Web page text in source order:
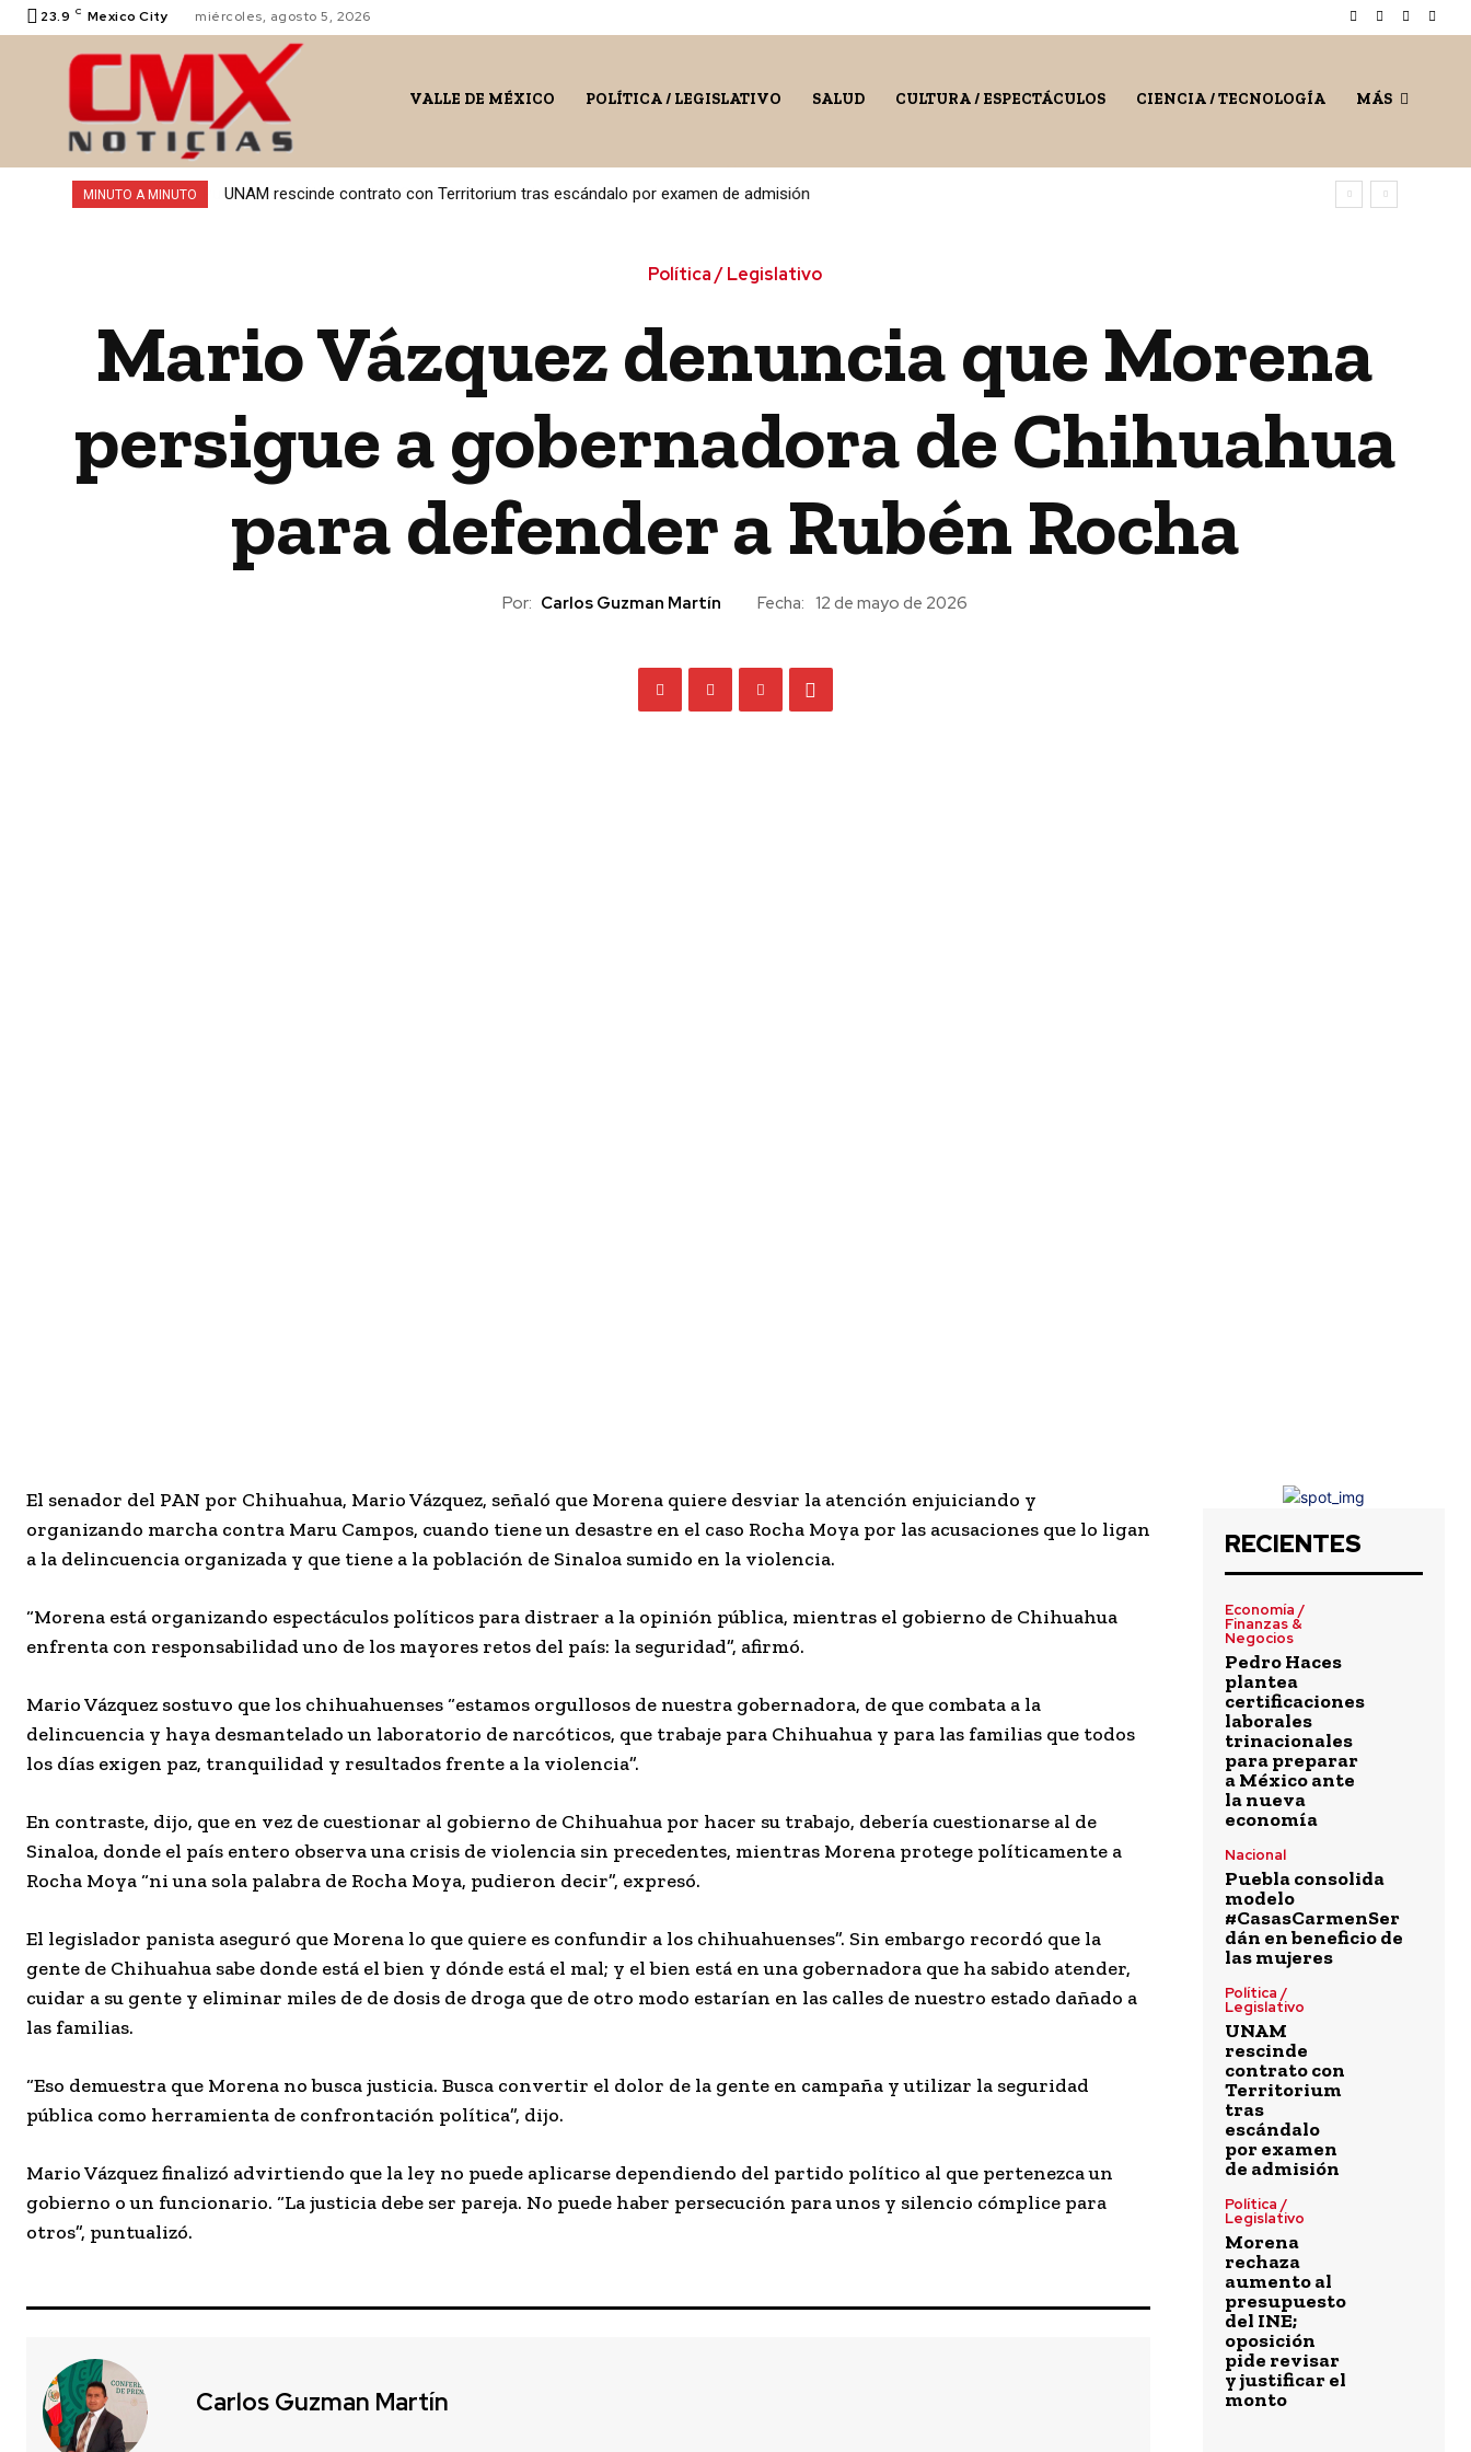
23.9 C Mexico City miércoles, agosto 5, 2026
VALLE DE MÉXICO POLÍTICA / LEGISLATIVO SALUD CULTURA / ESPECTÁCULOS CIENCIA / TECNOLOGÍA MÁS
MINUTO A MINUTO UNAM rescinde contrato con Territorium tras escándalo por examen de admisión
Política / Legislativo
Mario Vázquez denuncia que Morena
persigue a gobernadora de Chihuahua
para defender a Rubén Rocha
Por: Carlos Guzman Martín Fecha: 12 de mayo de 2026
El senador del PAN por Chihuahua, Mario Vázquez, señaló que Morena quiere desviar la atención enjuiciando y
organizando marcha contra Maru Campos, cuando tiene un desastre en el caso Rocha Moya por las acusaciones que lo ligan
a la delincuencia organizada y que tiene a la población de Sinaloa sumido en la violencia.
“Morena está organizando espectáculos políticos para distraer a la opinión pública, mientras el gobierno de Chihuahua
enfrenta con responsabilidad uno de los mayores retos del país: la seguridad”, afirmó.
Mario Vázquez sostuvo que los chihuahuenses “estamos orgullosos de nuestra gobernadora, de que combata a la
delincuencia y haya desmantelado un laboratorio de narcóticos, que trabaje para Chihuahua y para las familias que todos
los días exigen paz, tranquilidad y resultados frente a la violencia”.
En contraste, dijo, que en vez de cuestionar al gobierno de Chihuahua por hacer su trabajo, debería cuestionarse al de
Sinaloa, donde el país entero observa una crisis de violencia sin precedentes, mientras Morena protege políticamente a
Rocha Moya “ni una sola palabra de Rocha Moya, pudieron decir”, expresó.
El legislador panista aseguró que Morena lo que quiere es confundir a los chihuahuenses”. Sin embargo recordó que la
gente de Chihuahua sabe donde está el bien y dónde está el mal; y el bien está en una gobernadora que ha sabido atender,
cuidar a su gente y eliminar miles de de dosis de droga que de otro modo estarían en las calles de nuestro estado dañado a
las familias.
“Eso demuestra que Morena no busca justicia. Busca convertir el dolor de la gente en campaña y utilizar la seguridad
pública como herramienta de confrontación política”, dijo.
Mario Vázquez finalizó advirtiendo que la ley no puede aplicarse dependiendo del partido político al que pertenezca un
gobierno o un funcionario. “La justicia debe ser pareja. No puede haber persecución para unos y silencio cómplice para
otros”, puntualizó.
Carlos Guzman Martín
RECIENTES
Economía /
Finanzas &
Negocios
Pedro Haces
plantea
certificaciones
laborales
trinacionales
para preparar
a México ante
la nueva
economía
Nacional
Puebla consolida
modelo
#CasasCarmenSer
dán en beneficio de
las mujeres
Política /
Legislativo
UNAM
rescinde
contrato con
Territorium
tras
escándalo
por examen
de admisión
Política /
Legislativo
Morena
rechaza
aumento al
presupuesto
del INE;
oposición
pide revisar
y justificar el
monto